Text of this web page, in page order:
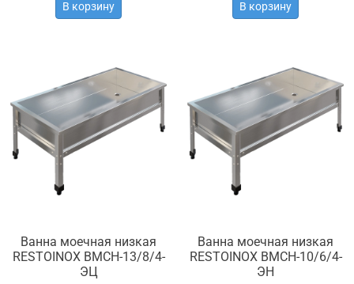
В корзину В корзину
Ванна моечная низкая
RESTOINOX ВМСН-13/8/4-
ЭЦ
Ванна моечная низкая
RESTOINOX ВМСН-10/6/4-
ЭН